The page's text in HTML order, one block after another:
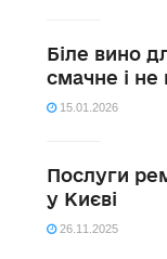
Біле вино
смачне і не
15.01.2026
Послуги
у Києві
26.11.2025